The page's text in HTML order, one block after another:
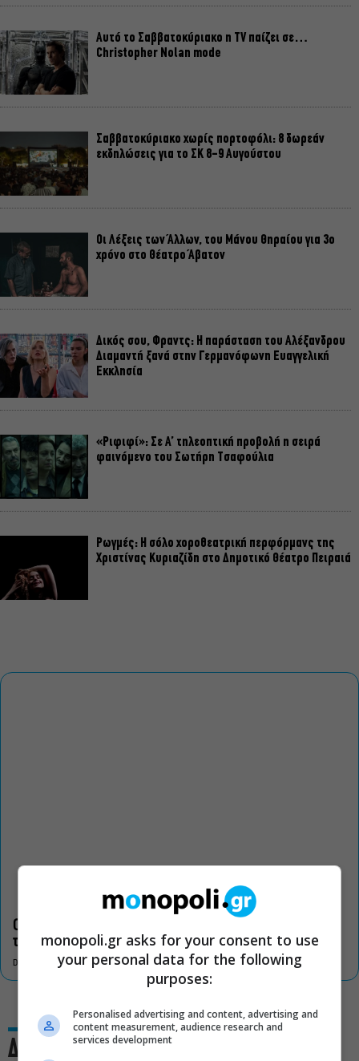
Αυτό το Σαββατοκύριακο η TV παίζει σε…
Christopher Nolan mode
Σαββατοκύριακο χωρίς πορτοφόλι: 8 δωρεάν
εκδηλώσεις για το ΣΚ 8-9 Αυγούστου
Οι Λέξεις των Άλλων, του Μάνου Θηραίου για 3ο
χρόνο στο Θέατρο Άβατον
Δικός σου, Φραντς: Η παράσταση του Αλέξανδρου
Διαμαντή ξανά στην Γερμανόφωνη Ευαγγελική
Εκκλησία
«Ριφιφί»: Σε Α’ τηλεοπτική προβολή η σειρά
φαινόμενο του Σωτήρη Τσαφούλια
Ρωγμές: Η σόλο χοροθεατρική περφόρμανς της
Χριστίνας Κυριαζίδη στο Δημοτικό Θέατρο Πειραιά
Οι «Τρωάδες» στην Επίδαυρο αλλάζουν την αντίληψη για
τον πολιτισμό
DON'T MISS
Δες και αυτό
monopoli.gr asks for your consent to use
your personal data for the following
purposes:
Personalised advertising and content, advertising and
content measurement, audience research and
services development